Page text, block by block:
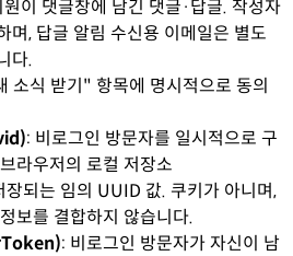
이 댓글창에 남긴 댓글·답글. 작성자
며, 답글 알림 수신용 이메일은 별도
다.
소식 받기" 항목에 명시적으로 동의
: 비로그인 방문자를 일시적으로 구
라우저의 로컬 저장소
되는 임의 UUID 값. 쿠키가 아니며,
보를 결합하지 않습니다.
: 비로그인 방문자가 자신이 남